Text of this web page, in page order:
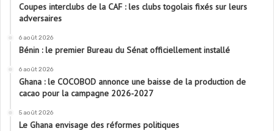
Coupes interclubs de la CAF : les clubs togolais fixés sur leurs
adversaires
6 août 2026
Bénin : le premier Bureau du Sénat officiellement installé
6 août 2026
Ghana : le COCOBOD annonce une baisse de la production de
cacao pour la campagne 2026-2027
5 août 2026
Le Ghana envisage des réformes politiques